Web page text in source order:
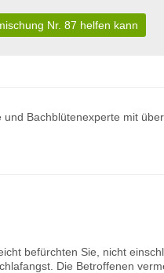
Nr. 87 helfen kann
Bachblütenexperte mit
befürchten Sie, nicht
Die Betroffenen